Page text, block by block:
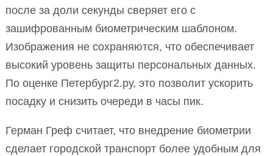
после за доли секунды сверяет его с
зашифрованным биометрическим шаблоном.
Изображения не сохраняются, что обеспечивает
высокий уровень защиты персональных данных.
По оценке Петербург2.ру, это позволит ускорить
посадку и снизить очереди в часы пик.
Герман Греф считает, что внедрение биометрии
сделает городской транспорт более удобным для